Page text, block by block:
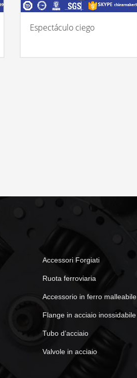
Espectáculo ciego
Accessori Forgiati
Ruota ferroviaria
Accessorio in ferro malleabile
Flange in acciaio inossidabile
Tubo d’acciaio
Valvole in acciaio